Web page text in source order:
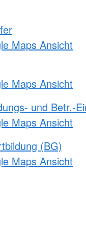
Maps Ansicht
Maps Ansicht
und Betr.-
Maps Ansicht
(BG)
Maps Ansicht